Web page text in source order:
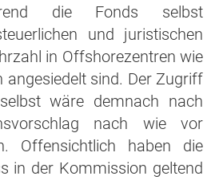
die Fonds selbst
und juristischen
in Offshorezentren wie
angesiedelt sind. Der Zugriff
wäre demnach nach
nach wie vor
Offensichtlich haben die
in der Kommission geltend